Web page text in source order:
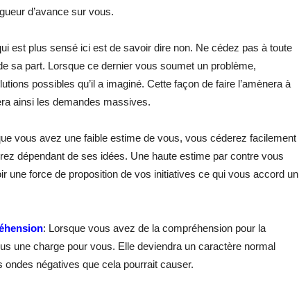
d’avance sur vous.
est plus sensé ici est de savoir dire non. Ne cédez pas à toute
sa part. Lorsque ce dernier vous soumet un problème,
possibles qu’il a imaginé. Cette façon de faire l’amènera à
ainsi les demandes massives.
vous avez une faible estime de vous, vous céderez facilement
dépendant de ses idées. Une haute estime par contre vous
une force de proposition de vos initiatives ce qui vous accord un
: Lorsque vous avez de la compréhension pour la
une charge pour vous. Elle deviendra un caractère normal
négatives que cela pourrait causer.